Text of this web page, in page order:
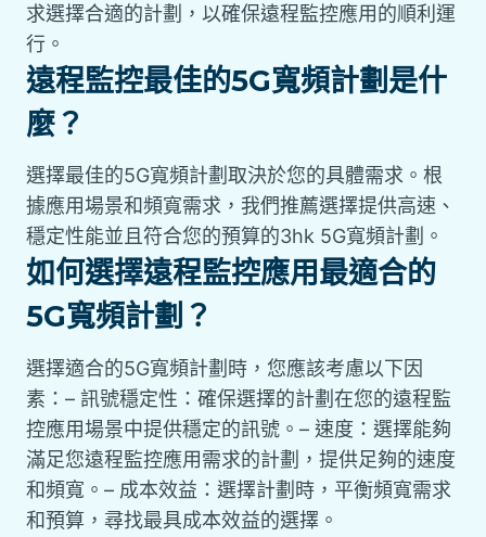
求選擇合適的計劃，以確保遠程監控應用的順利運
行。
遠程監控最佳的5G寬頻計劃是什
麼？
選擇最佳的5G寬頻計劃取決於您的具體需求。根
據應用場景和頻寬需求，我們推薦選擇提供高速、
穩定性能並且符合您的預算的3hk 5G寬頻計劃。
如何選擇遠程監控應用最適合的
5G寬頻計劃？
選擇適合的5G寬頻計劃時，您應該考慮以下因
素：– 訊號穩定性：確保選擇的計劃在您的遠程監
控應用場景中提供穩定的訊號。– 速度：選擇能夠
滿足您遠程監控應用需求的計劃，提供足夠的速度
和頻寬。– 成本效益：選擇計劃時，平衡頻寬需求
和預算，尋找最具成本效益的選擇。